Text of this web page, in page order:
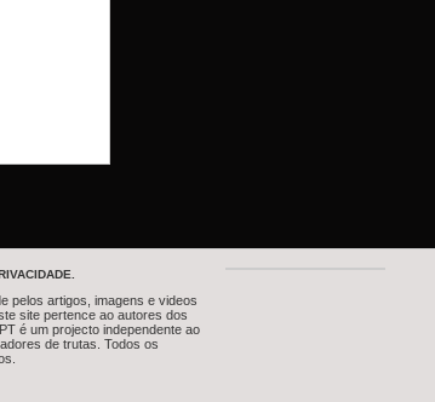
pelos artigos, imagens e videos
site pertence ao autores dos
é um projecto independente ao
de trutas. Todos os